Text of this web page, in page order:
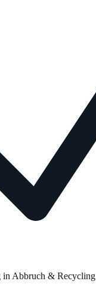
in Abbruch & Recycling